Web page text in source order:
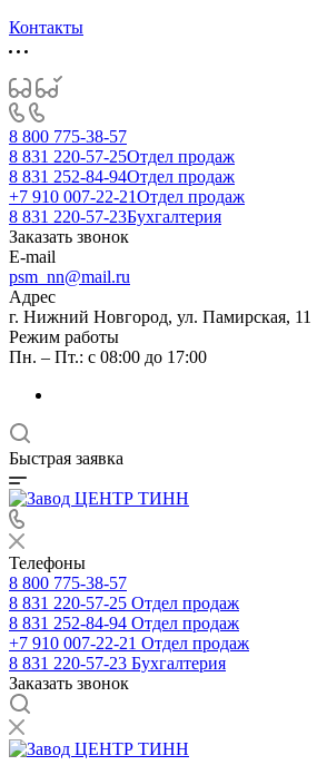
Контакты
8 800 775-38-57
8 831 220-57-25Отдел продаж
8 831 252-84-94Отдел продаж
+7 910 007-22-21Отдел продаж
8 831 220-57-23Бухгалтерия
Заказать звонок
E-mail
psm_nn@mail.ru
Адрес
г. Нижний Новгород, ул. Памирская, 11
Режим работы
Пн. – Пт.: с 08:00 до 17:00
Быстрая заявка
Телефоны
8 800 775-38-57
8 831 220-57-25 Отдел продаж
8 831 252-84-94 Отдел продаж
+7 910 007-22-21 Отдел продаж
8 831 220-57-23 Бухгалтерия
Заказать звонок